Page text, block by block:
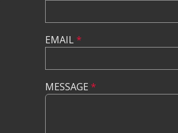
EMAIL*
MESSAGE *